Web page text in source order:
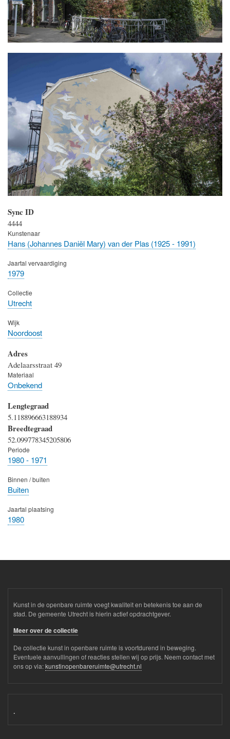
Sync ID
4444
Kunstenaar
Hans (Johannes Daniël Mary) van der Plas (1925 - 1991)
Jaartal vervaardiging
1979
Collectie
Utrecht
Wijk
Noordoost
Adres
Adelaarsstraat 49
Materiaal
Onbekend
Lengtegraad
5.118896663188934
Breedtegraad
52.099778345205806
Periode
1980 - 1971
Binnen / buiten
Buiten
Jaartal plaatsing
1980
Kunst in de openbare ruimte voegt kwaliteit en betekenis toe aan de
stad. De gemeente Utrecht is hierin actief opdrachtgever.
Meer over de collectie
De collectie kunst in openbare ruimte is voortdurend in beweging.
Eventuele aanvullingen of reacties stellen wij op prijs. Neem contact met
ons op via:kunstinopenbareruimte@utrecht.nl
.